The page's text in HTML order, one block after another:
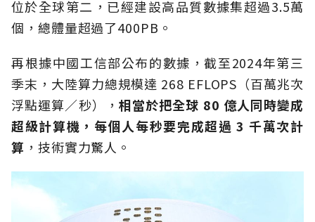
位於全球第二，已經建設高品質數據集超過3.5萬
個，總體量超過了400PB。
再根據中國工信部公布的數據，截至2024年第三
季末，大陸算力總規模達 268 EFLOPS（百萬兆次
浮點運算／秒）， 相當於把全球 80 億人同時變成
超級計算機，每個人每秒要完成超過 3 千萬次計
算 ，技術實力驚人。